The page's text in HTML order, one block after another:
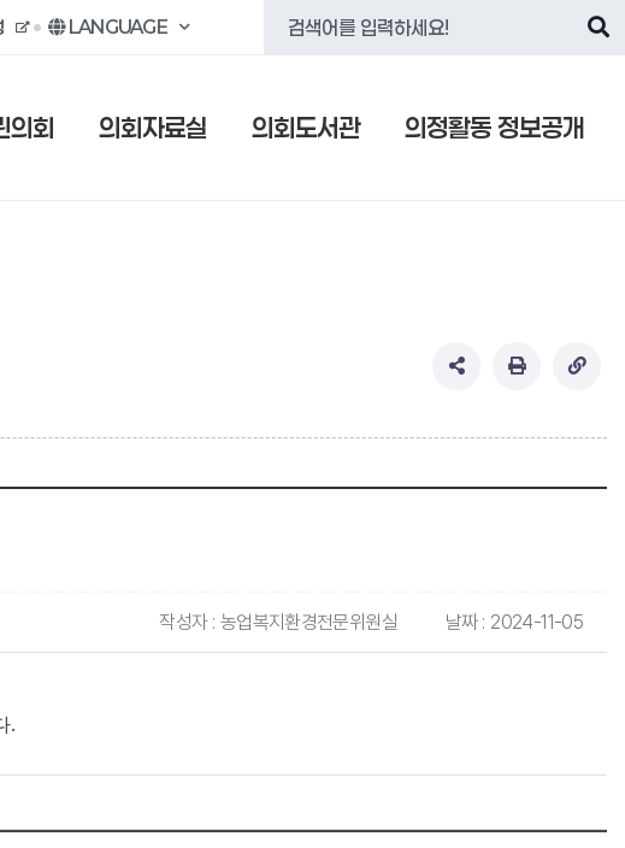
LANGUAGE
의회 의회자료실 의회도서관 의정활동 정보공개
작성자 : 농업복지환경전문위원실 날짜 : 2024-11-05
.